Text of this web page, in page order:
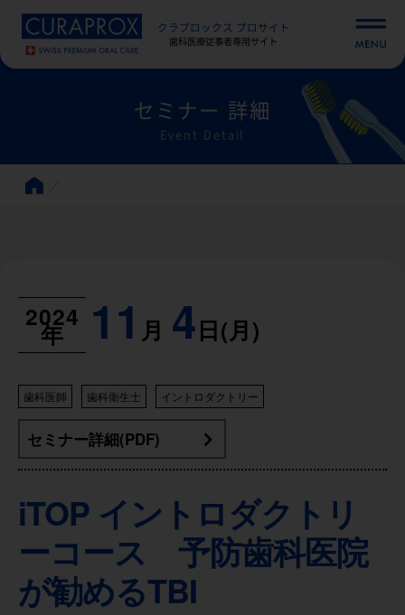
クラプロックス プロサイト
歯科医療従事者専用サイト
セミナー 詳細
Event Detail
2024
年 11 月 4日(月)
歯科医師 歯科衛生士 イントロダクトリー
セミナー詳細(PDF)
iTOP イントロダクトリ
ーコース 予防歯科医院
が勧めるTBI